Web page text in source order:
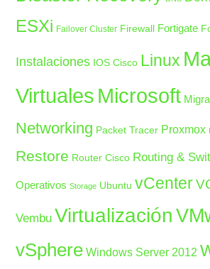
ESXi Failover Cluster Firewall Fortigate
Instalaciones IOS Cisco Linux
Virtuales Microsoft
Networking Packet Tracer Proxmox
Restore Router Cisco Routing &
Operativos Storage Ubuntu vCenter
Vembu Virtualización
vSphere Windows Server 2012